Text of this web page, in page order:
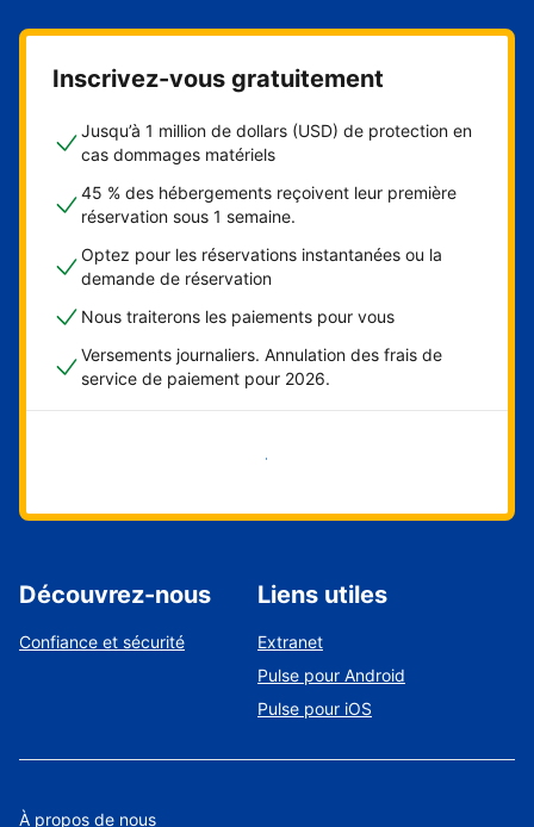
Inscrivez-vous gratuitement
Jusqu’à 1 million de dollars (USD) de protection en
cas dommages matériels
45 % des hébergements reçoivent leur première
réservation sous 1 semaine.
Optez pour les réservations instantanées ou la
demande de réservation
Nous traiterons les paiements pour vous
Versements journaliers. Annulation des frais de
service de paiement pour 2026.
Démarrer maintenant
Découvrez-nous
Confiance et sécurité
Liens utiles
Extranet
Pulse pour Android
Pulse pour iOS
À propos de nous